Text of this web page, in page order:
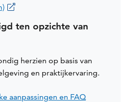
ten opzichte van
herzien op basis van
en praktijkervaring.
aanpassingen en FAQ